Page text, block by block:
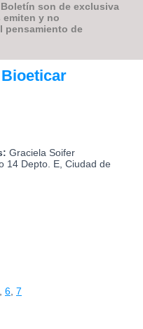
son de exclusiva
y no
pensamiento de
Graciela Soifer
14 Depto. E, Ciudad de
6 7